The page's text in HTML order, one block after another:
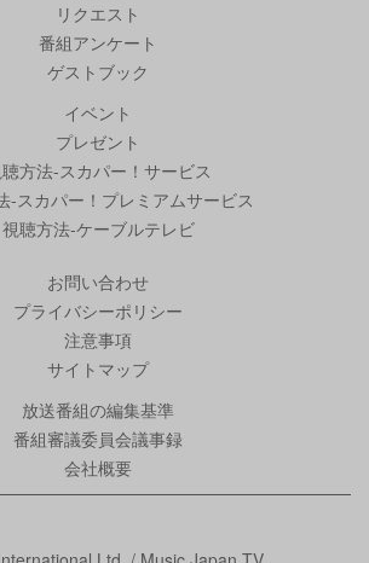
リクエスト
番組アンケート
ゲストブック
イベント
プレゼント
方法-スカパー！サービス
-スカパー！プレミアムサービス
視聴方法-ケーブルテレビ
お問い合わせ
プライバシーポリシー
注意事項
サイトマップ
放送番組の編集基準
番組審議委員会議事録
会社概要